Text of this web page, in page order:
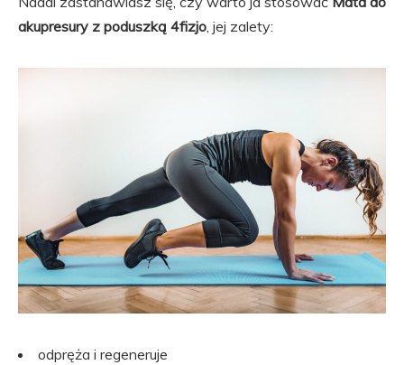
akupresury z poduszką 4fizjo, jej zalety:
odpręża i regeneruje